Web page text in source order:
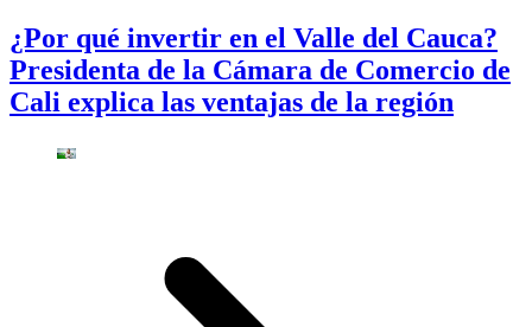
¿Por qué invertir en el Valle del Cauca?
Presidenta de la Cámara de Comercio de
Cali explica las ventajas de la región